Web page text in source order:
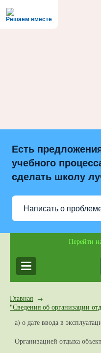
Решаем вместе
Есть
учебного
сделать школу
Написать о
Перейти
Главная →
"Сведения об организации
а) о дате ввода в
Организацией отдыха